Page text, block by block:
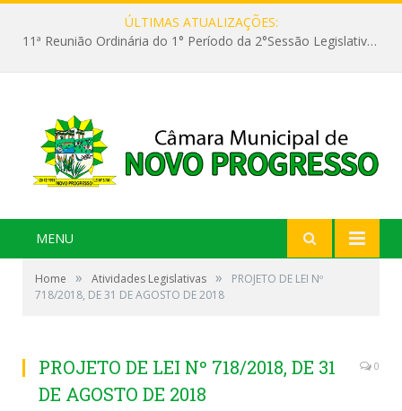
ÚLTIMAS ATUALIZAÇÕES:
11ª Reunião Ordinária do 1° Período da 2°Sessão Legislativa da 9ª Legislatura do Poder Legislativo
MENU
Home » Atividades Legislativas »
PROJETO DE LEI Nº
718/2018, DE 31 DE AGOSTO DE 2018
PROJETO DE LEI Nº 718/2018, DE 31
DE AGOSTO DE 2018
0